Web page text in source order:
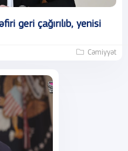
geri çağırılıb, yenisi
Cəmiyyət